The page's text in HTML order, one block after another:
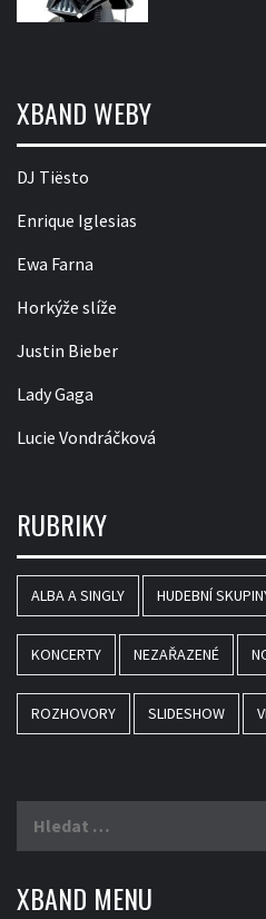
XBAND WEBY
DJ Tiësto
Enrique Iglesias
Ewa Farna
Horkýže slíže
Justin Bieber
Lady Gaga
Lucie Vondráčková
RUBRIKY
ALBA A SINGLY HUDEBNÍ
KONCERTY NEZAŘAZENÉ
ROZHOVORY SLIDESHOW
XBAND MENU